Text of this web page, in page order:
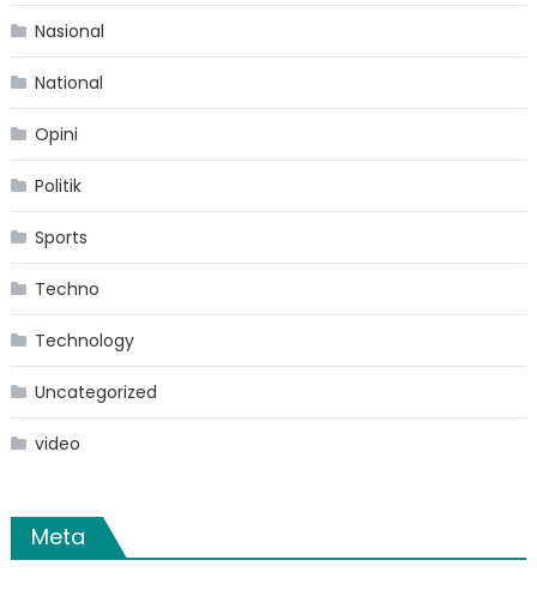
Nasional
National
Opini
Politik
Sports
Techno
Technology
Uncategorized
video
Meta